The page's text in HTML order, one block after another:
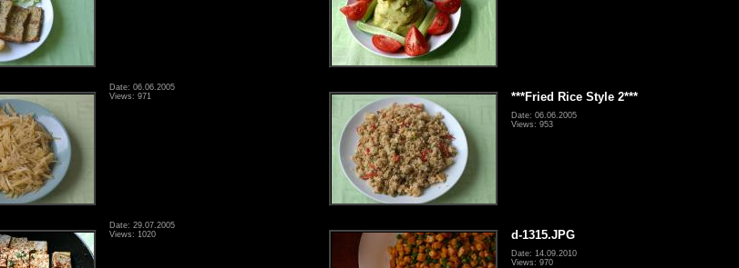
Date: 06.06.2005
Views: 971
***Fried Rice Style 2***
Date: 06.06.2005
Views: 953
Date: 29.07.2005
Views: 1020
d-1315.JPG
Date: 14.09.2010
Views: 970